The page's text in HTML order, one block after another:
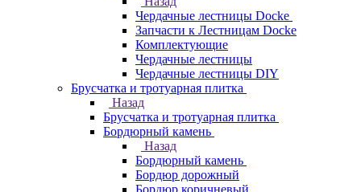
Чердачные лестницы Docke
Запчасти к Лестницам Docke
Комплектующие
Чердачные лестницы
Чердачные лестницы DIY
Брусчатка и тротуарная плитка
Назад
Брусчатка и тротуарная плитка
Бордюрный камень
Назад
Бордюрный камень
Бордюр дорожный
Бордюр коричневый